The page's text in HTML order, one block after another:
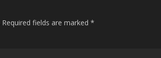
Required fields are marked *